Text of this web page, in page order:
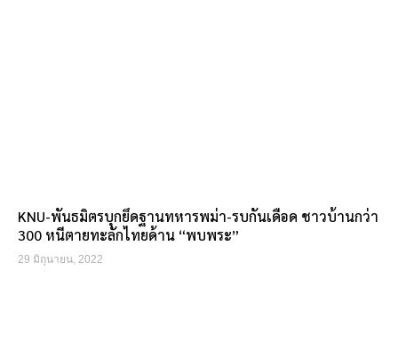
KNU-พันธมิตรบุกยึดฐานทหารพม่า-รบกันเดือด ชาวบ้านกว่า
300 หนีตายทะลักไทยด้าน “พบพระ”
29 มิถุนายน, 2022